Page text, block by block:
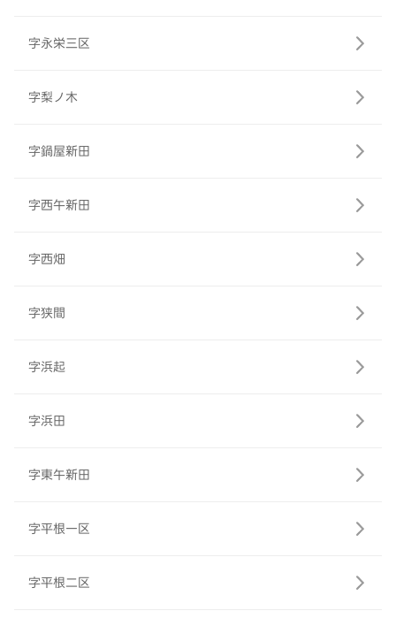
字永栄三区
字梨ノ木
字鍋屋新田
字西午新田
字西畑
字狭間
字浜起
字浜田
字東午新田
字平根一区
字平根二区